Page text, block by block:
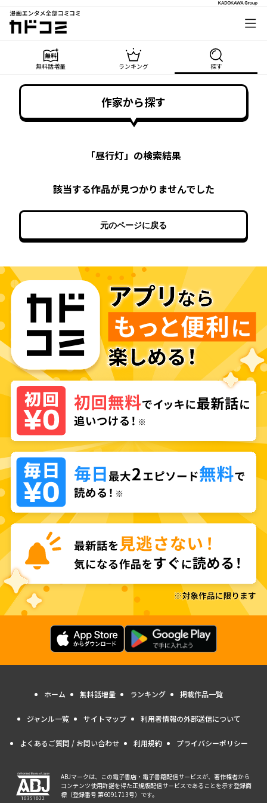
漫画エンタメ全部コミコミ
カドコミ
無料話増量 ランキング 探す
作家から探す
「昼行灯」の検索結果
該当する作品が見つかりませんでした
元のページに戻る
ホーム 無料話増量 ランキング 掲載作品一覧
ジャンル一覧 サイトマップ 利用者情報の外部送信について
よくあるご質問 / お問い合わせ 利用規約 プライバシーポリシー
ABJマークは、この電子書店・電子書籍配信サービスが、著作権者から
コンテンツ使用許諾を得た正規版配信サービスであることを示す登録商
標（登録番号 第6091713号）です。